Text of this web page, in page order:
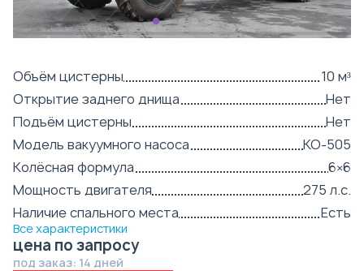
Объём цистерны
10 м³
Открытие заднего днища
Нет
Подъём цистерны
Нет
Модель вакуумного насоса
КО-505
Колёсная формула
6×6
Мощность двигателя
275 л.с.
Наличие спального места
Есть
Все характеристики
цена по запросу
под заказ: 14 дней